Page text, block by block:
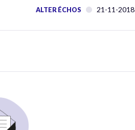
ALTER ÉCHOS 21-11-2018